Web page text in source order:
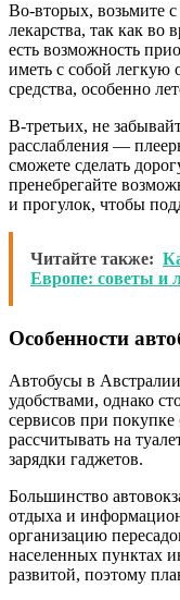
Во-вторых, возьмите
лекарства, так как во
есть возможность
иметь с собой
средства, особенно
В-третьих, не
расслабления —
сможете сделать
пренебрегайте
и прогулок, чтобы
Читайте также:
Европе: советы и
Особенности
Автобусы в
удобствами, однако
сервисов при
рассчитывать на
зарядки гаджетов.
Большинство
отдыха и
организацию
населенных пунктах
развитой, поэтому